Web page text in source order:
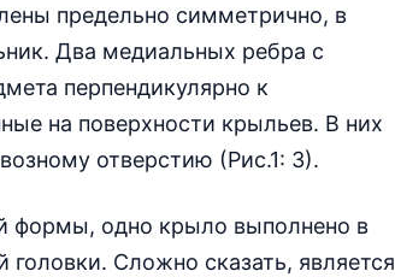
предельно симметрично, в
Два медиальных ребра с
перпендикулярно к
на поверхности крыльев. В них
отверстию (Рис.1: 3).
формы, одно крыло выполнено в
головки. Сложно сказать, является